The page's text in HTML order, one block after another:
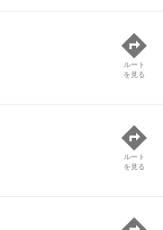
ルート
を見る
ルート
を見る